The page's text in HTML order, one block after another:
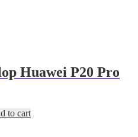
Huawei P20 Pro
to cart